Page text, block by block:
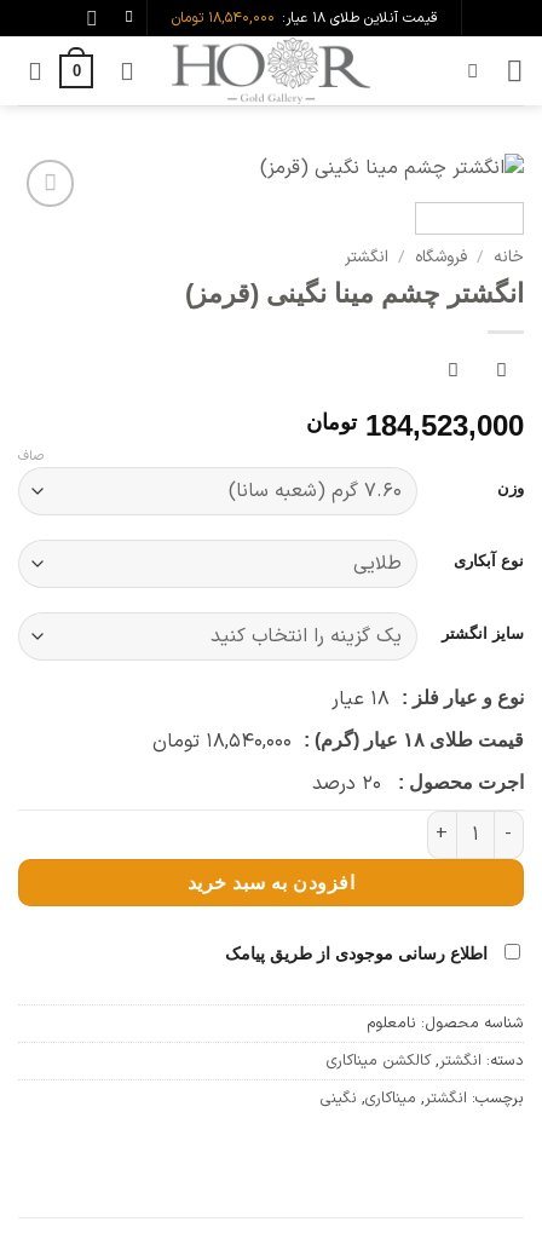
to
content
قیمت آنلاین طلای ۱۸ عیار: 18,540,000 تومان
0
خانه / فروشگاه / انگشتر
انگشتر چشم مینا نگینی (قرمز)
184,523,000 تومان
وزن
نوع آبکاری
سایز انگشتر
صاف
نوع و عیار فلز : ۱۸ عیار
قیمت طلای ۱۸ عیار (گرم) : ۱۸,۵۴۰,۰۰۰ تومان
اجرت محصول : ۲۰ درصد
انگشتر چشم مینا نگینی (قرمز) عدد
افزودن به سبد خرید
اطلاع رسانی موجودی از طریق پیامک
شناسه محصول: نامعلوم
دسته: انگشتر,کالکشن میناکاری
برچسب: انگشتر, میناکاری, نگینی